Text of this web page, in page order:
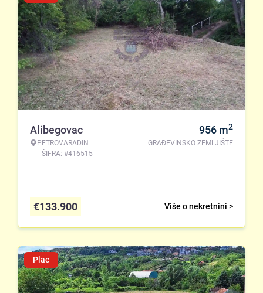
Alibegovac
PETROVARADIN
ŠIFRA: #416515
956 m2
GRAĐEVINSKO ZEMLJIŠTE
Više o nekretnini >
€133.900
Plac